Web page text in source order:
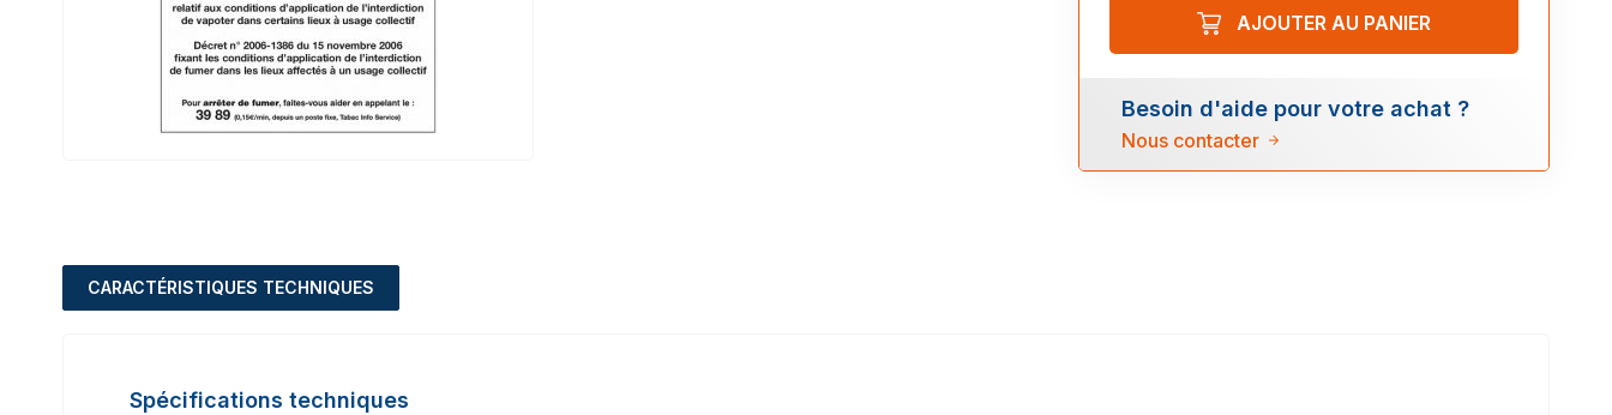
AJOUTER AU PANIER
Besoin d'aide pour votre achat ?
Nous contacter
CARACTÉRISTIQUES TECHNIQUES
Spécifications techniques